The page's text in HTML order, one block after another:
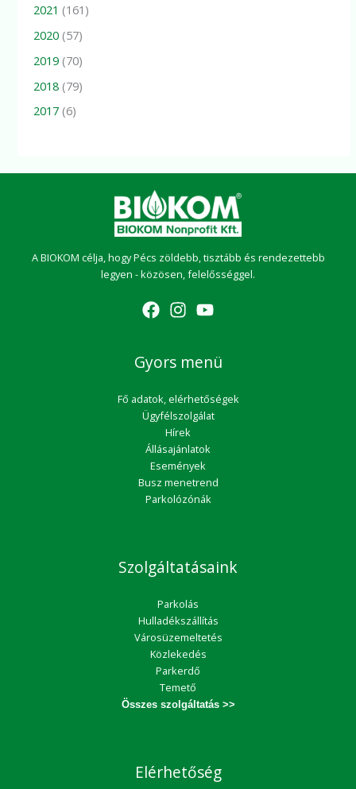
2021 (161)
2020 (57)
2019 (70)
2018 (79)
2017 (6)
A BIOKOM célja, hogy Pécs zöldebb, tisztább és rendezettebb
legyen - közösen, felelősséggel.
Gyors menü
Fő adatok, elérhetőségek
Ügyfélszolgálat
Hírek
Állásajánlatok
Események
Busz menetrend
Parkolózónák
Szolgáltatásaink
Parkolás
Hulladékszállítás
Városüzemeltetés
Közlekedés
Parkerdő
Temető
Összes szolgáltatás >>
Elérhetőség